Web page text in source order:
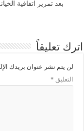
بعد تمرير اتفاقية
اترك تعليقاً
لن يتم نشر عنوان بريدك
التعليق *